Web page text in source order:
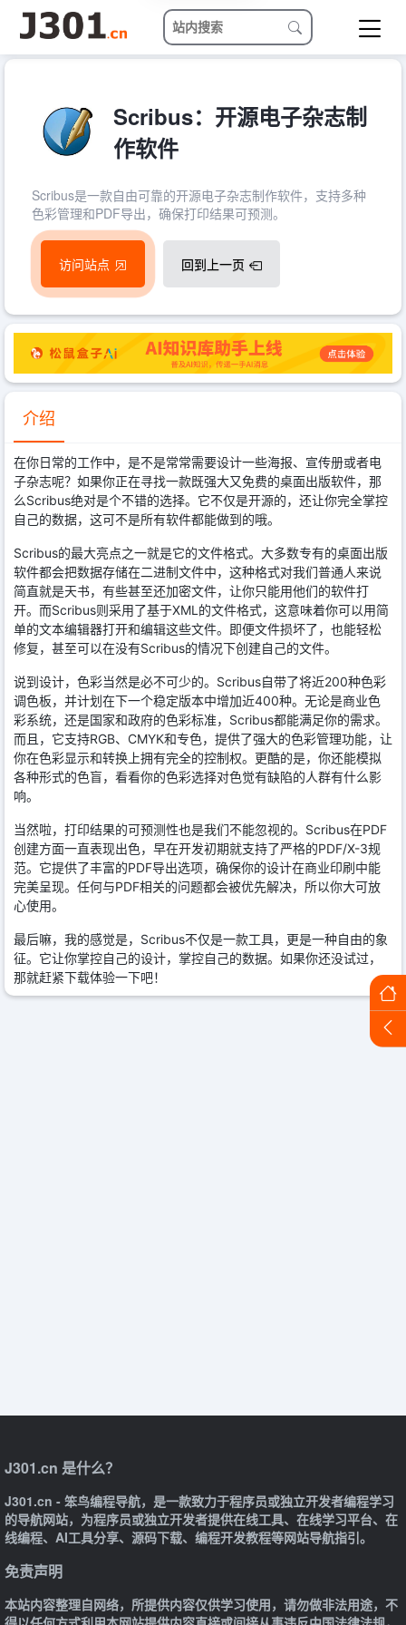
Scribus：开源电子杂志制
作软件
Scribus是一款自由可靠的开源电子杂志制作软件，支持多种
色彩管理和PDF导出，确保打印结果可预测。
访问站点 回到上一页
介绍
在你日常的工作中，是不是常常需要设计一些海报、宣传册或者电
子杂志呢？如果你正在寻找一款既强大又免费的桌面出版软件，那
么Scribus绝对是个不错的选择。它不仅是开源的，还让你完全掌控
自己的数据，这可不是所有软件都能做到的哦。
Scribus的最大亮点之一就是它的文件格式。大多数专有的桌面出版
软件都会把数据存储在二进制文件中，这种格式对我们普通人来说
简直就是天书，有些甚至还加密文件，让你只能用他们的软件打
开。而Scribus则采用了基于XML的文件格式，这意味着你可以用简
单的文本编辑器打开和编辑这些文件。即便文件损坏了，也能轻松
修复，甚至可以在没有Scribus的情况下创建自己的文件。
说到设计，色彩当然是必不可少的。Scribus自带了将近200种色彩
调色板，并计划在下一个稳定版本中增加近400种。无论是商业色
彩系统，还是国家和政府的色彩标准，Scribus都能满足你的需求。
而且，它支持RGB、CMYK和专色，提供了强大的色彩管理功能，让
你在色彩显示和转换上拥有完全的控制权。更酷的是，你还能模拟
各种形式的色盲，看看你的色彩选择对色觉有缺陷的人群有什么影
响。
当然啦，打印结果的可预测性也是我们不能忽视的。Scribus在PDF
创建方面一直表现出色，早在开发初期就支持了严格的PDF/X-3规
范。它提供了丰富的PDF导出选项，确保你的设计在商业印刷中能
完美呈现。任何与PDF相关的问题都会被优先解决，所以你大可放
心使用。
最后嘛，我的感觉是，Scribus不仅是一款工具，更是一种自由的象
征。它让你掌控自己的设计，掌控自己的数据。如果你还没试过，
那就赶紧下载体验一下吧！
J301.cn 是什么？
J301.cn - 笨鸟编程导航，是一款致力于程序员或独立开发者编程学习
的导航网站，为程序员或独立开发者提供在线工具、在线学习平台、在
线编程、AI工具分享、源码下载、编程开发教程等网站导航指引。
免责声明
本站内容整理自网络，所提供内容仅供学习使用，请勿做非法用途，不